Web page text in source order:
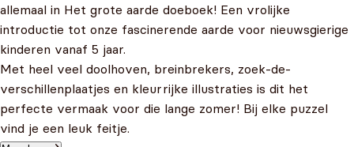
allemaal in Het grote aarde doeboek! Een vrolijke
introductie tot onze fascinerende aarde voor nieuwsgierige
kinderen vanaf 5 jaar.
Met heel veel doolhoven, breinbrekers, zoek-de-
verschillenplaatjes en kleurrijke illustraties is dit het
perfecte vermaak voor die lange zomer! Bij elke puzzel
vind je een leuk feitje.